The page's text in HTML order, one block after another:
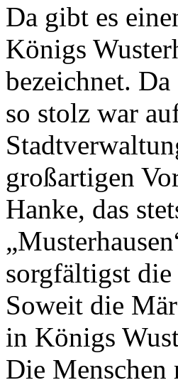
Da gibt es
Königs
bezeichnet.
so stolz war
großartigen
Hanke, das
sorgfältigst die
Soweit die
in Königs
Die